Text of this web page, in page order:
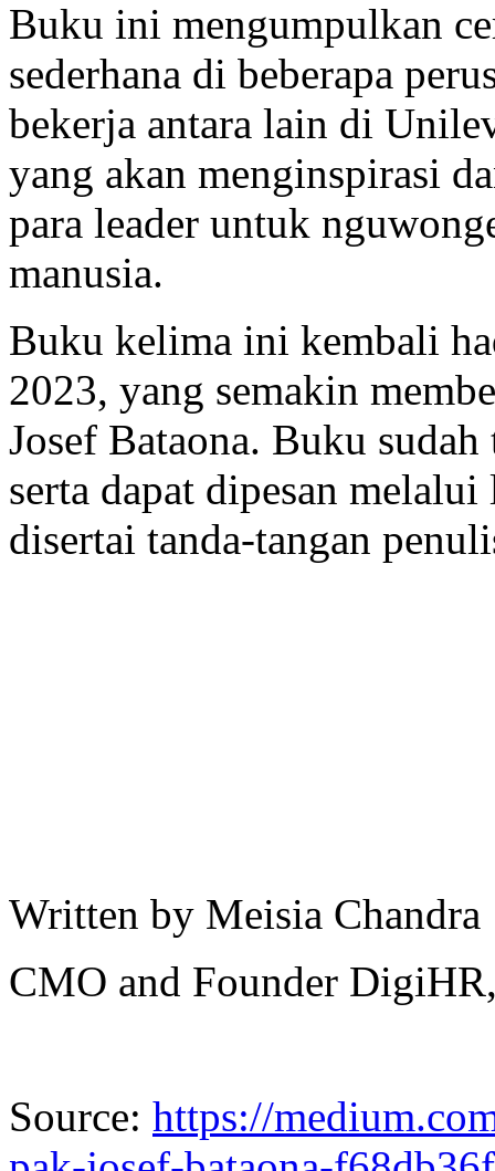
Buku ini mengumpulkan
sederhana di beberapa
bekerja antara lain di
yang akan menginspirasi
para leader untuk
manusia.
Buku kelima ini kembali
2023, yang semakin
Josef Bataona. Buku
serta dapat dipesan
disertai tanda-tangan
Written by Meisia Chandra
CMO and Founder
Source: https://